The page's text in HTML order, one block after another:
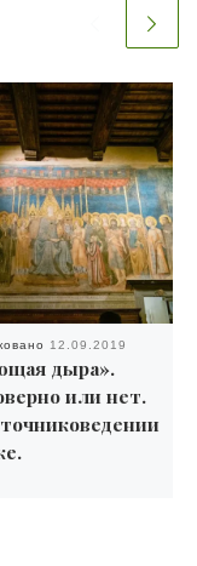
12.09.2019
дыра».
или нет.